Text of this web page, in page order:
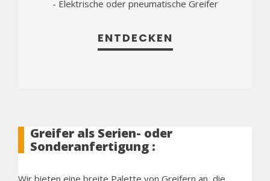
- Elektrische oder pneumatische Greifer
ENTDECKEN
Greifer als Serien- oder
Sonderanfertigung :
Wir bieten eine breite Palette von Greifern an, die